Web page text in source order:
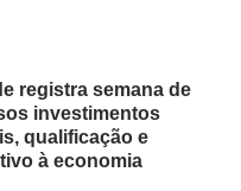
registra semana de
investimentos
qualificação e
à economia